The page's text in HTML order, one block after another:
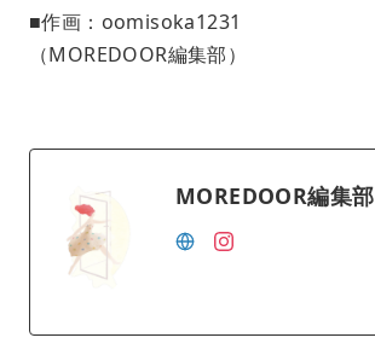
■作画：oomisoka1231
（MOREDOOR編集部）
MOREDOOR編集部